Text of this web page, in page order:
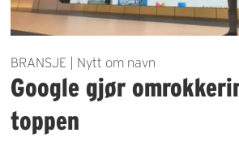
BRANSJE | Nytt om navn
Google gjør
toppen